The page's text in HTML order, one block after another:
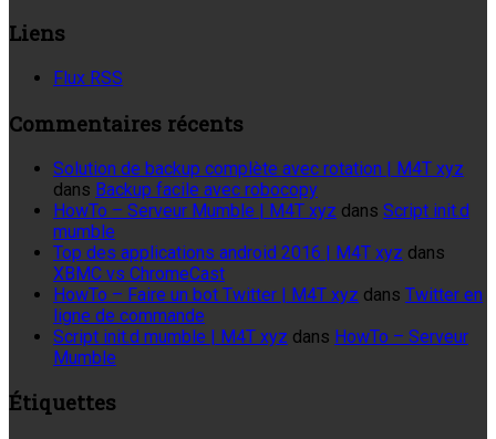
Liens
Flux RSS
Commentaires récents
Solution de backup complète avec rotation | M4T xyz
dans Backup facile avec robocopy
HowTo – Serveur Mumble | M4T xyz dans Script init.d
mumble
Top des applications android 2016 | M4T xyz dans
XBMC vs ChromeCast
HowTo – Faire un bot Twitter | M4T xyz dans Twitter en
ligne de commande
Script init.d mumble | M4T xyz dans HowTo – Serveur
Mumble
Étiquettes